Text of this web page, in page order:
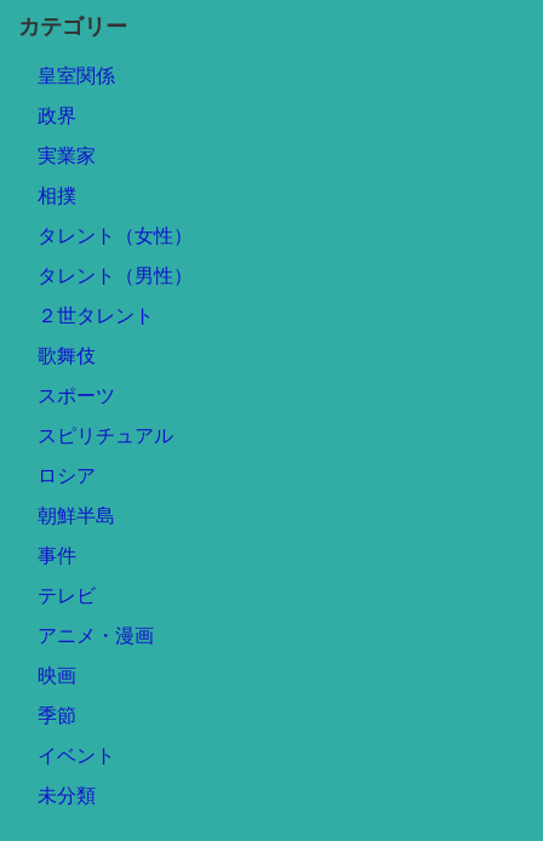
カテゴリー
皇室関係
政界
実業家
相撲
タレント（女性）
タレント（男性）
２世タレント
歌舞伎
スポーツ
スピリチュアル
ロシア
朝鮮半島
事件
テレビ
アニメ・漫画
映画
季節
イベント
未分類